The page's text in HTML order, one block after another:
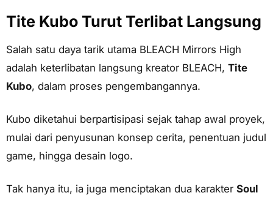
Tite Kubo Turut Terlibat Langsung
Salah satu daya tarik utama BLEACH Mirrors High
adalah keterlibatan langsung kreator BLEACH, Tite
Kubo, dalam proses pengembangannya.
Kubo diketahui berpartisipasi sejak tahap awal proyek,
mulai dari penyusunan konsep cerita, penentuan judul
game, hingga desain logo.
Tak hanya itu, ia juga menciptakan dua karakter Soul